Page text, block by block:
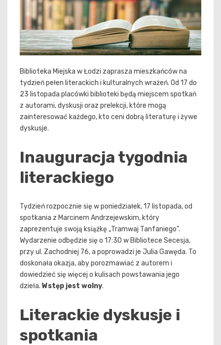
Biblioteka Miejska w Łodzi zaprasza mieszkańców na
tydzień pełen literackich i kulturalnych wrażeń. Od 17 do
23 listopada placówki biblioteki będą miejscem spotkań
z autorami, dyskusji oraz prelekcji, które mogą
zainteresować każdego, kto ceni dobrą literaturę i żywe
dyskusje.
Inauguracja tygodnia
literackiego
Tydzień rozpocznie się w poniedziałek, 17 listopada, od
spotkania z Marcinem Andrzejewskim, który
zaprezentuje swoją książkę „Tramwaj Tanfaniego”.
Wydarzenie odbędzie się o 17:30 w Bibliotece Secesja,
przy ul. Zachodniej 76, a poprowadzi je Julia Gawęda. To
doskonała okazja, aby porozmawiać z autorem i
dowiedzieć się więcej o kulisach powstawania jego
dzieła. Wstęp jest wolny.
Literackie dyskusje i
spotkania